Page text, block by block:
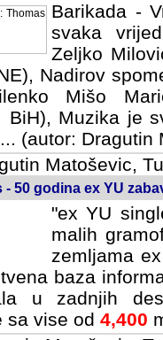
Barikada -
svaka
Milovic,
spomenar
Maric, UK),
(autor:
Matosevic,
Matoševic,
- 50 godina ex YU
"ex YU
malih
zemljama
baza
u zadnjih
sa vise od 4,400